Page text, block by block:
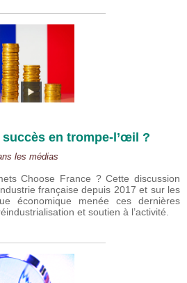
en trompe-l’œil ?
les médias
Choose France ? Cette discussion
française depuis 2017 et sur les
économique menée ces dernières
et soutien à l’activité.